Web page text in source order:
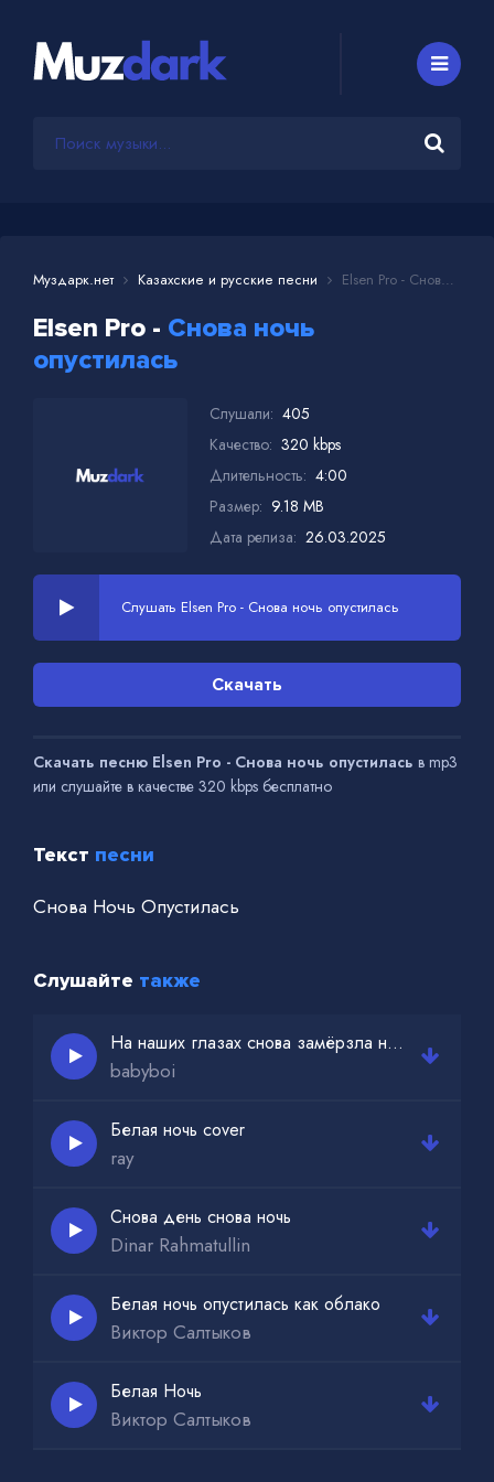
Муздарк.нет Казахские и русские песни Elsen Pro - Снова ночь опустилась
Elsen Pro - Снова ночь
опустилась
Слушали: 405
Качество: 320 kbps
Длительность: 4:00
Размер: 9.18 MB
Дата релиза: 26.03.2025
Слушать Elsen Pro - Снова ночь опустилась
Скачать
Скачать песню Elsen Pro - Снова ночь опустилась в mp3
или слушайте в качестве 320 kbps бесплатно
Текст песни
Снова Ночь Опустилась
Слушайте также
На наших глазах снова замёрзла ночь
babyboi
Белая ночь cover
ray
Снова день снова ночь
Dinar Rahmatullin
Белая ночь опустилась как облако
Виктор Салтыков
Белая Ночь
Виктор Салтыков